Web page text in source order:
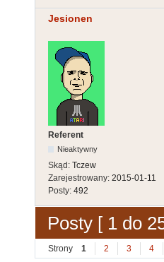
Jesionen
Referent
Nieaktywny
Skąd: Tczew
Zarejestrowany: 2015-01-11
Posty: 492
Posty [ 1 do
Strony 1 2 3 4